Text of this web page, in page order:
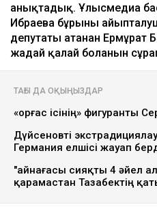
анықтадық. Ұлысмедиа
Ибраева бұрынғы
депутаты атанған Ермұрат
жағдай қалай болғанын
ТАҒЫ ДА ОҚЫҢЫЗДАР
«Қорғас ісінің» фигуранты
Дүйсеновті
Германия елшісі жауап
"Қайнағасы сияқты 4 әйел
қарамастан Тазабектің